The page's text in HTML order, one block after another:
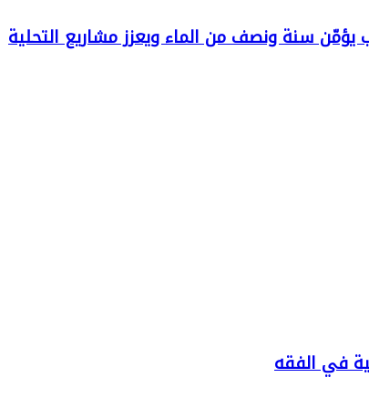
سنة ونصف من الماء ويعزز مشاريع التحلية
في الفقه